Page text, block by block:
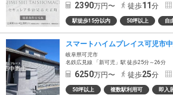
2390万円〜 徒歩11 分
駅徒歩15分以内 50坪以上 自
スマートハイムプレイス可児市
岐阜県可児市
名鉄広見線 「新可児」駅 徒歩25分～26分
6250万円〜 徒歩25分
50坪以上 複数駅利用可 即入